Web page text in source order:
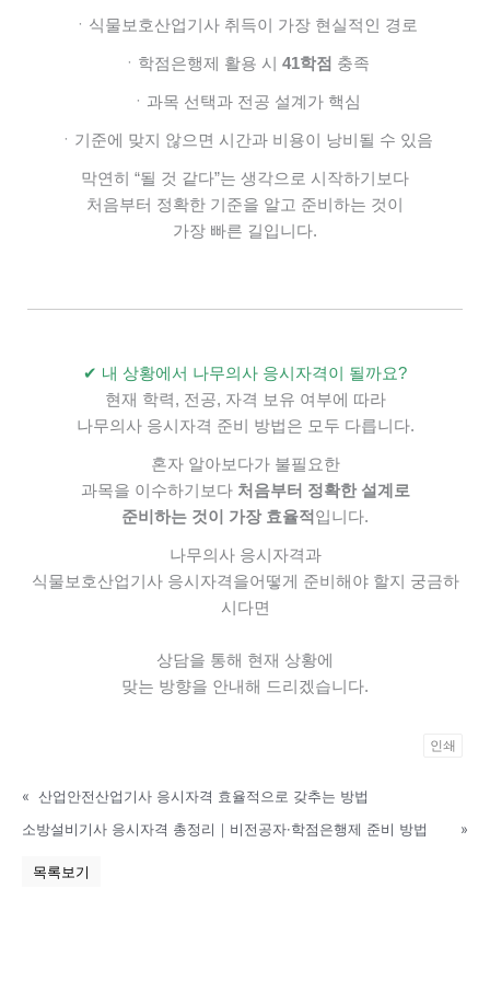
ㆍ식물보호산업기사 취득이 가장 현실적인 경로
ㆍ학점은행제 활용 시 41학점 충족
ㆍ과목 선택과 전공 설계가 핵심
ㆍ기준에 맞지 않으면 시간과 비용이 낭비될 수 있음
막연히 “될 것 같다”는 생각으로 시작하기보다
처음부터 정확한 기준을 알고 준비하는 것이
가장 빠른 길입니다.
✔ 내 상황에서 나무의사 응시자격이 될까요?
현재 학력, 전공, 자격 보유 여부에 따라
나무의사 응시자격 준비 방법은 모두 다릅니다.
혼자 알아보다가 불필요한
과목을 이수하기보다 처음부터 정확한 설계로
준비하는 것이 가장 효율적 입니다.
나무의사 응시자격과
식물보호산업기사 응시자격을어떻게 준비해야 할지 궁금하
시다면
상담을 통해 현재 상황에
맞는 방향을 안내해 드리겠습니다.
인쇄
« 산업안전산업기사 응시자격 효율적으로 갖추는 방법
소방설비기사 응시자격 총정리｜비전공자·학점은행제 준비 방법
»
목록보기